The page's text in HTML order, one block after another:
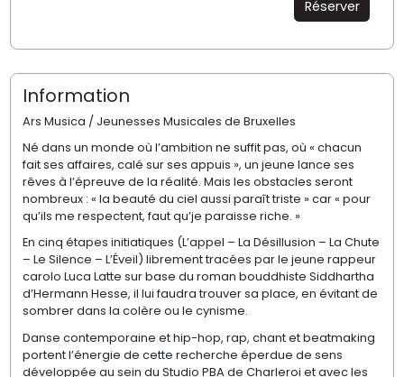
Réserver
Information
Ars Musica / Jeunesses Musicales de Bruxelles
Né dans un monde où l’ambition ne suffit pas, où « chacun
fait ses affaires, calé sur ses appuis », un jeune lance ses
rêves à l’épreuve de la réalité. Mais les obstacles seront
nombreux : « la beauté du ciel aussi paraît triste » car « pour
qu’ils me respectent, faut qu’je paraisse riche. »
En cinq étapes initiatiques (L’appel – La Désillusion – La Chute
– Le Silence – L’Éveil) librement tracées par le jeune rappeur
carolo Luca Latte sur base du roman bouddhiste Siddhartha
d’Hermann Hesse, il lui faudra trouver sa place, en évitant de
sombrer dans la colère ou le cynisme.
Danse contemporaine et hip-hop, rap, chant et beatmaking
portent l’énergie de cette recherche éperdue de sens
développée au sein du Studio PBA de Charleroi et avec les